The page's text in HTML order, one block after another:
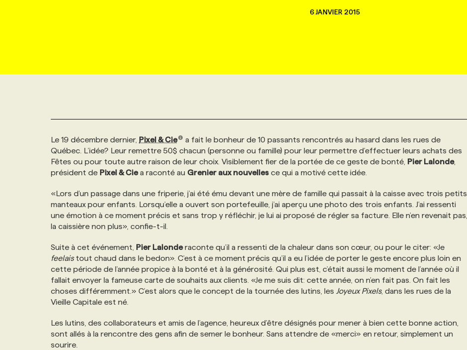
PRIX ET DISTINCTIONS
TENDANCES
GEO/SEO
ÉVÉNEMENTIEL
NOS AUTEUR‧RICES
FAQ
ANNONCEZ AVEC NOUS
FORMATIONS PERSONNALISÉES
NOS FORMATEUR‧RICES
POURQUOI CHOISIR NOS FORMATIONS
PROGRAMMES DE SUBVENTIONS
ANNONCEZ AVEC NOUS
NOS TARIFS
NOS EXPERTISES
6 JANVIER 2015
Le 19 décembre dernier, Pixel & Cie
a fait le bonheur de 10 passants rencontrés au hasard dans les rues de
Québec. L’idée? Leur remettre 50$ chacun (personne ou famille) pour leur permettre d’effectuer leurs achats des
Fêtes ou pour toute autre raison de leur choix. Visiblement fier de la portée de ce geste de bonté, Pier Lalonde,
président de Pixel & Ciea raconté au Grenier aux nouvelles ce qui a motivé cette idée.
«Lors d’un passage dans une friperie, j’ai été ému devant une mère de famille qui passait à la caisse avec trois petits
manteaux pour enfants. Lorsqu’elle a ouvert son portefeuille, j’ai aperçu une photo des trois enfants. J’ai ressenti
une émotion à ce moment précis et sans trop y réfléchir, je lui ai proposé de régler sa facture. Elle n’en revenait pas,
la caissière non plus», confie-t-il.
Suite à cet événement, Pier Lalonderaconte qu’il a ressenti de la chaleur dans son cœur, ou pour le citer: «Je
feelaistout chaud dans le bedon». C’est à ce moment précis qu’il a eu l’idée de porter le geste encore plus loin en
cette période de l’année propice à la bonté et à la générosité. Qui plus est, c’était aussi le moment de l’année où il
fallait envoyer la fameuse carte de souhaits aux clients. «Je me suis dit: cette année, on n’en fait pas. On fait les
choses différemment.» C’est alors que le concept de la tournée des lutins, les Joyeux Pixels, dans les rues de la
Vieille Capitale est né.
Les lutins, des collaborateurs et amis de l’agence, heureux d’être désignés pour mener à bien cette bonne action,
sont allés à la rencontre des gens afin de semer le bonheur. Sans attendre de «merci» en retour, simplement un
sourire.